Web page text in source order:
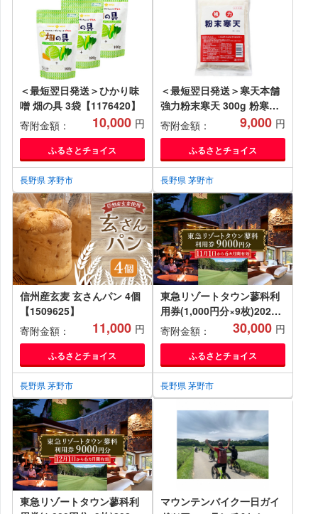
＜最短翌日発送＞ひかり味
噌 畑の具 3袋【1176420】
寄附金額：
10,000 円
ふるさとチョイス
長野県 茅野市
＜最短翌日発送＞寒天本舗
強力粉末寒天 300g 粉寒天
【1176421】
寄附金額： 9,000 円
ふるさとチョイス
長野県 茅野市
信州産玄麦 玄さんパン 4個
【1509625】
寄附金額：
11,000 円
ふるさとチョイス
長野県 茅野市
東急リゾートタウン蓼科利
用券(1,000円分×9枚)2025
年11月1日から6か月間有効
チケット【1421782】
寄附金額： 30,000 円
ふるさとチョイス
長野県 茅野市
東急リゾートタウン蓼科利
マウンテンバイク一日ガイ